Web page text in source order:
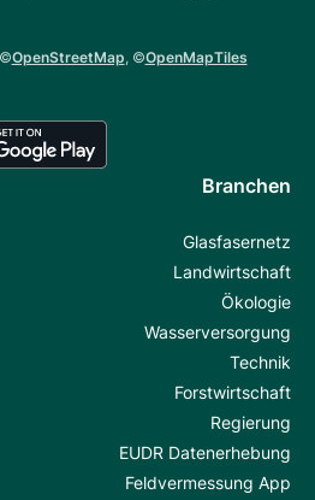
OpenStreetMap, ©OpenMapTiles
Branchen
Glasfasernetz
Landwirtschaft
Ökologie
Wasserversorgung
Technik
Forstwirtschaft
Regierung
EUDR Datenerhebung
Feldvermessung App